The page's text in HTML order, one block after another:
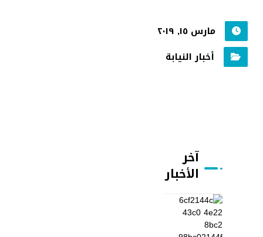
مارس ١٥, ٢٠١٩
أخبار النيابة
آخر
الأخبار